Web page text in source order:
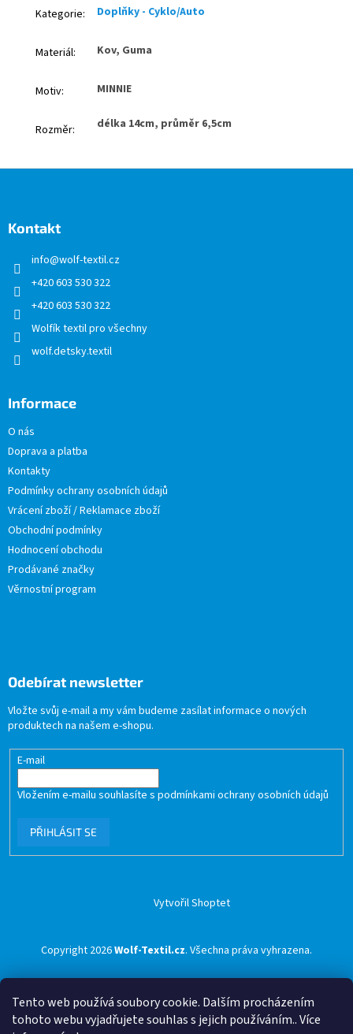
Tento web používá soubory cookie. Dalším procházením
tohoto webu vyjadřujete souhlas s jejich používáním.. Více
Kategorie: Doplňky - Cyklo/Auto
Materiál: Kov, Guma
Motiv: MINNIE
Rozměr: délka 14cm, průměr 6,5cm
Kontakt
info@wolf-textil.cz
+420 603 530 322
+420 603 530 322
Wolfík textil pro všechny
wolf.detsky.textil
Informace
O nás
Doprava a platba
Kontakty
Podmínky ochrany osobních údajů
Vrácení zboží / Reklamace zboží
Obchodní podmínky
Hodnocení obchodu
Prodávané značky
Věrnostní program
Odebírat newsletter
Vložte svůj e-mail a my vám budeme zasílat informace o nových
produktech na našem e-shopu.
E-mail
Vložením e-mailu souhlasíte s podmínkami ochrany osobních údajů
PŘIHLÁSIT SE
Vytvořil Shoptet
Copyright 2026Wolf-Textil.cz. Všechna práva vyhrazena.